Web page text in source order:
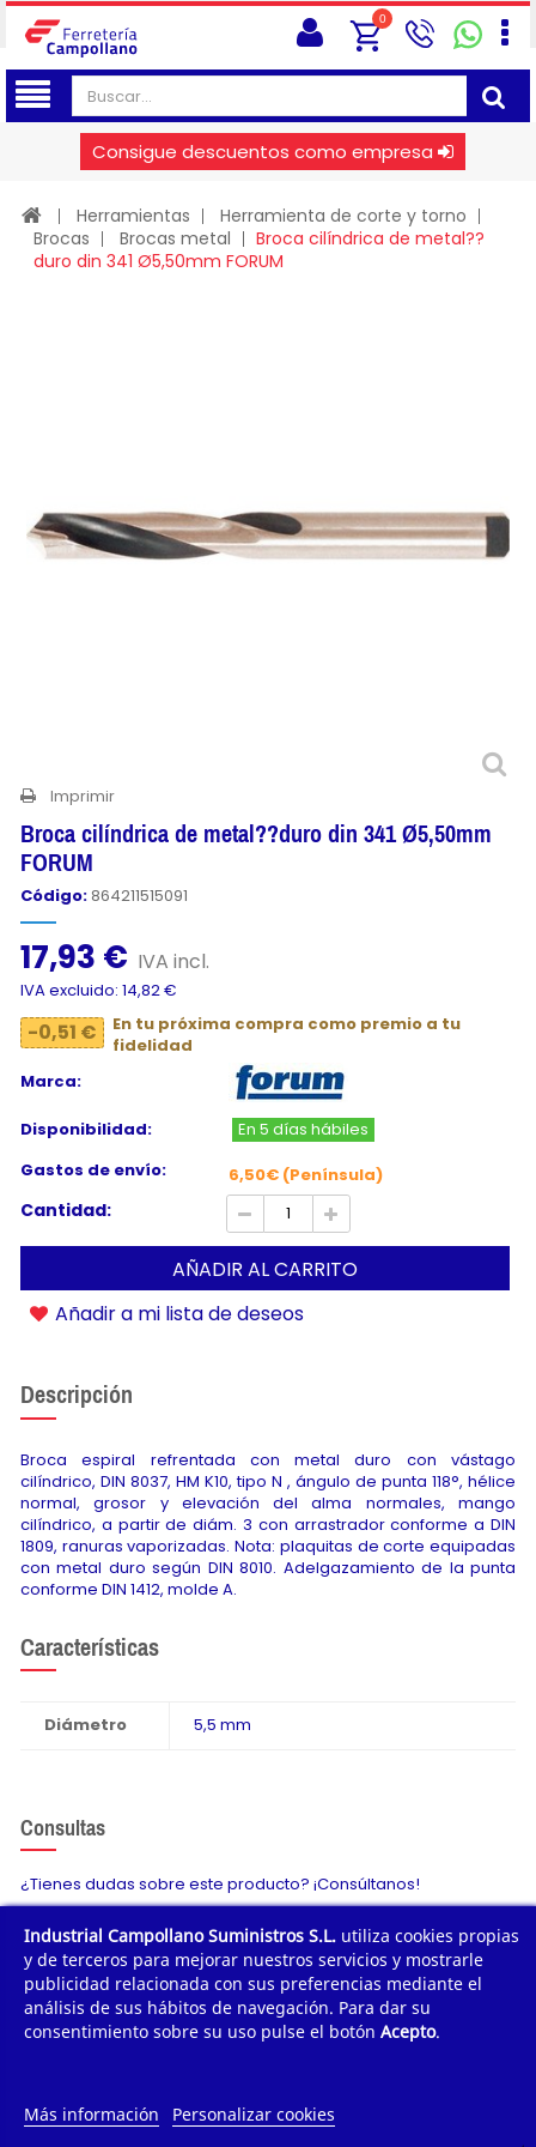
0
Consigue descuentos como empresa
Herramientas
Herramienta de corte y torno
Brocas
Brocas metal
Broca cilíndrica de metal??
duro din 341 Ø5,50mm FORUM
Imprimir
Broca cilíndrica de metal??duro din 341 Ø5,50mm
FORUM
Código: 864211515091
17,93 € IVA incl.
IVA excluido: 14,82 €
-0,51 €
En tu próxima compra como premio a tu
fidelidad
Marca:
Disponibilidad:
En 5 días hábiles
Gastos de envío:
6,50€ (Península)
Cantidad:
AÑADIR AL CARRITO
Añadir a mi lista de deseos
Descripción
Broca espiral refrentada con metal duro con vástago
cilíndrico, DIN 8037, HM K10, tipo N , ángulo de punta 118°, hélice
normal, grosor y elevación del alma normales, mango
cilíndrico, a partir de diám. 3 con arrastrador conforme a DIN
1809, ranuras vaporizadas. Nota: plaquitas de corte equipadas
con metal duro según DIN 8010. Adelgazamiento de la punta
conforme DIN 1412, molde A.
Características
Diámetro 5,5 mm
Consultas
¿Tienes dudas sobre este producto? ¡Consúltanos!
Envíanos tu consulta
¿QUIÉNES SOMOS?
Industrial Campollano Suministros S.L. utiliza cookies propias
y de terceros para mejorar nuestros servicios y mostrarle
publicidad relacionada con sus preferencias mediante el
análisis de sus hábitos de navegación. Para dar su
consentimiento sobre su uso pulse el botón Acepto.
Más información Personalizar cookies